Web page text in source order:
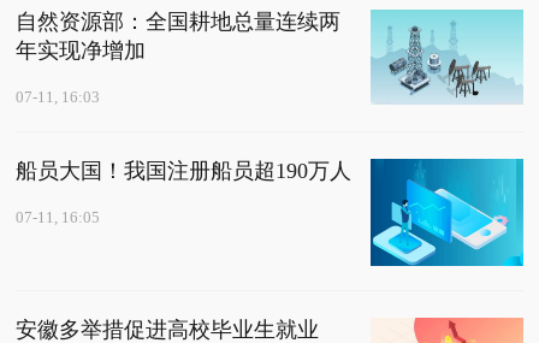
自然资源部：全国耕地总量连续两
年实现净增加
07-11, 16:03
船员大国！我国注册船员超190万人
07-11, 16:05
安徽多举措促进高校毕业生就业